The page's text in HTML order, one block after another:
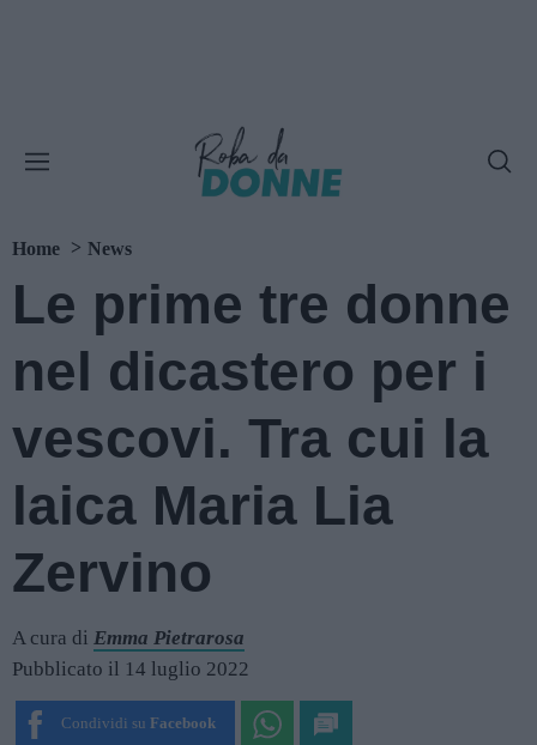
Home News
Le prime tre donne
nel dicastero per i
vescovi. Tra cui la
laica Maria Lia
Zervino
A cura di Emma Pietrarosa
Pubblicato il 14 luglio 2022
Condividi su Facebook